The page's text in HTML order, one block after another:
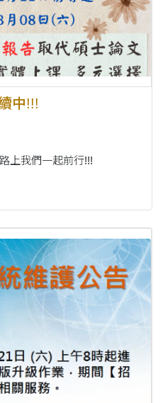
中!!!
上我們一起前行!!!